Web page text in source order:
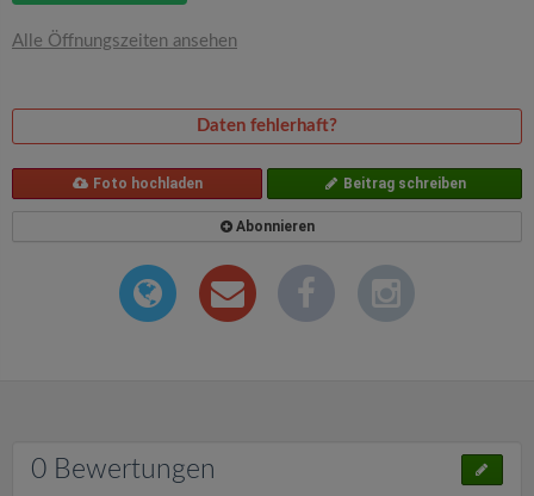
Alle Öffnungszeiten ansehen
Daten fehlerhaft?
Foto hochladen Beitrag schreiben
Abonnieren
0 Bewertungen
t